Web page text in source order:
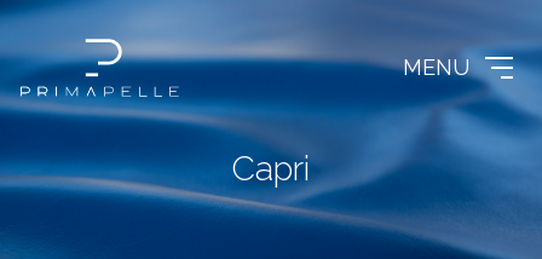
MENU
Capri